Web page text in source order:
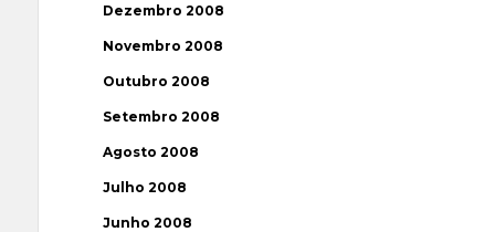
Dezembro 2008
Novembro 2008
Outubro 2008
Setembro 2008
Agosto 2008
Julho 2008
Junho 2008